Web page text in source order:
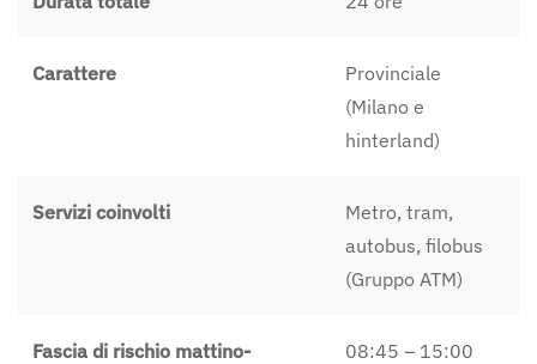
Carattere
Provinciale
(Milano e
hinterland)
Servizi coinvolti
Metro, tram,
autobus, filobus
(Gruppo ATM)
Fascia di rischio mattino-
08:45 – 15:00